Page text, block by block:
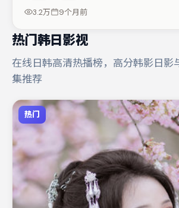
应，适合喜欢抠台词与伏笔的观众。节奏
3.2万 9个月前
热门韩日影视
在线日韩高清热播榜，高分韩影日影
集推荐
热门